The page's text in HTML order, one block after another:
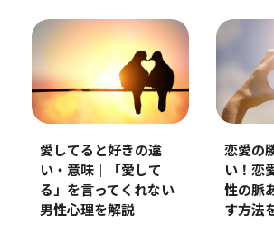
愛してると好きの違
い・意味｜「愛して
る」を言ってくれない
男性心理を解説
恋愛の
い！恋
性の脈
す方法